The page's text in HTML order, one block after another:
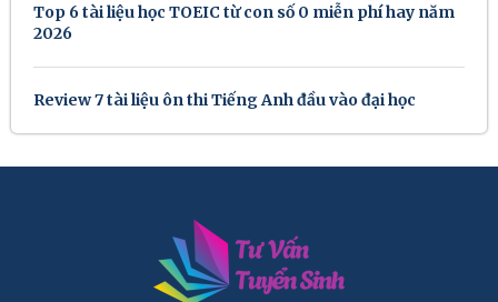
Top 6 tài liệu học TOEIC từ con số 0 miễn phí hay năm
2026
Review 7 tài liệu ôn thi Tiếng Anh đầu vào đại học